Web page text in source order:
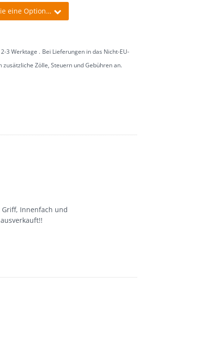
3 Werktage
Bei Lieferungen in das Nicht-EU-
zusätzliche Zölle, Steuern und Gebühren an
Innenfach und